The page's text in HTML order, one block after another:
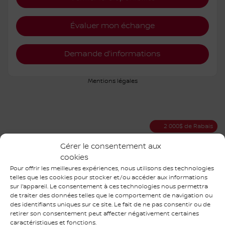
Gérer le consentement aux
cookies
Pour offrir les meilleures expériences, nous utilisons des technologies
telles que les cookies pour stocker et/ou accéder aux informations
sur l'appareil. Le consentement à ces technologies nous permettra
de traiter des données telles que le comportement de navigation ou
des identifiants uniques sur ce site. Le fait de ne pas consentir ou de
retirer son consentement peut affecter négativement certaines
caractéristiques et fonctions.
Évaluer mon échange
Demande d'informations
Mentions légales
2 000$ de Rabais